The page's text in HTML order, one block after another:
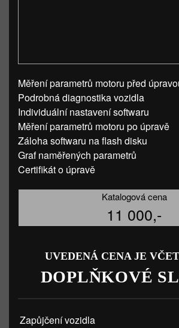
Měření parametrů motoru před
Podrobná diagnostika vozidla
Individuální nastavení softwaru
Měření parametrů motoru po úpravě
Záloha softwaru na flash disku
Graf naměřených parametrů
Certifikát o úpravě
Katalogová cena
11 000,-
UVEDENÁ CENA JE
DOPLŇKOVÉ
Zapůjčení vozidla